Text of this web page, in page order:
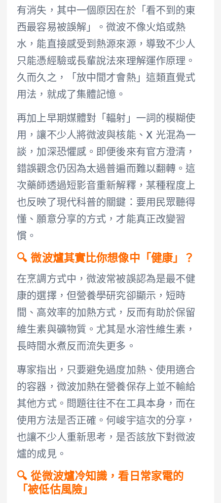
有消失，其中一個原因在於「看不到的東
西最容易被誤解」。微波不像火焰或熱
水，能直接感受到熱源來源，導致不少人
只能憑經驗或長輩說法來理解運作原理。
久而久之，「放中間才會熱」這類直覺式
用法，就成了集體記憶。
再加上早期媒體對「輻射」一詞的模糊使
用，讓不少人將微波與核能、X 光混為一
談，加深恐懼感。即便後來有官方澄清，
錯誤觀念仍因為太過普遍而難以翻轉。這
次藥師透過短影音重新解釋，某種程度上
也反映了現代科普的關鍵：要用民眾聽得
懂、願意分享的方式，才能真正改變習
慣。
🔍 微波爐其實比你想像中「健康」？
在烹調方式中，微波常被誤認為是最不健
康的選擇，但營養學研究卻顯示，短時
間、高效率的加熱方式，反而有助於保留
維生素與礦物質。尤其是水溶性維生素，
長時間水煮反而流失更多。
專家指出，只要避免過度加熱、使用適合
的容器，微波加熱在營養保存上並不輸給
其他方式。問題往往不在工具本身，而在
使用方法是否正確。何峻宇這次的分享，
也讓不少人重新思考，是否該放下對微波
爐的成見。
🔍 從微波爐冷知識，看日常家電的
「被低估風險」